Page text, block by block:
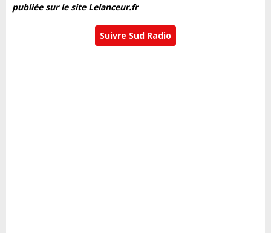
publiée sur le site Lelanceur.fr
Suivre Sud Radio